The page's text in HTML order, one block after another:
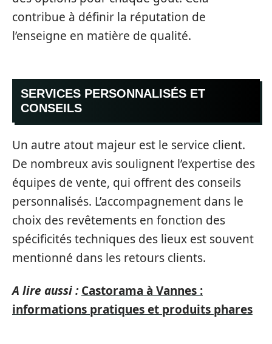
contribue à définir la réputation de
l’enseigne en matière de qualité.
SERVICES PERSONNALISÉS ET
CONSEILS
Un autre atout majeur est le service client.
De nombreux avis soulignent l’expertise des
équipes de vente, qui offrent des conseils
personnalisés. L’accompagnement dans le
choix des revêtements en fonction des
spécificités techniques des lieux est souvent
mentionné dans les retours clients.
A lire aussi : Castorama à Vannes :
informations pratiques et produits phares